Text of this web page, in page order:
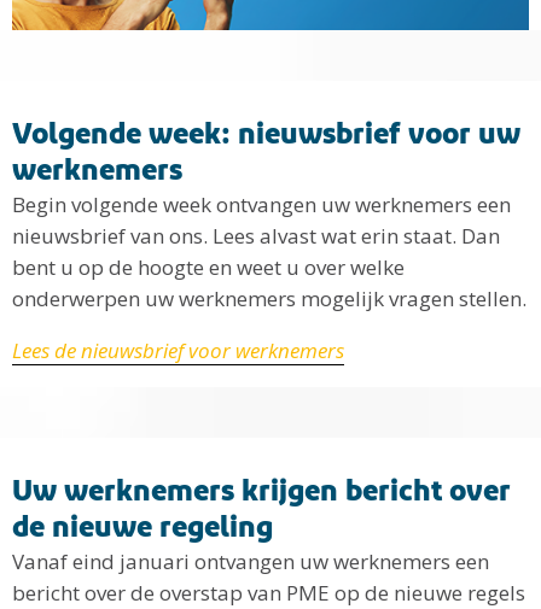
Volgende week: nieuwsbrief voor uw
werknemers
Begin volgende week ontvangen uw werknemers een
nieuwsbrief van ons. Lees alvast wat erin staat. Dan
bent u op de hoogte en weet u over welke
onderwerpen uw werknemers mogelijk vragen stellen.
Lees de nieuwsbrief voor werknemers
Uw werknemers krijgen bericht over
de nieuwe regeling
Vanaf eind januari ontvangen uw werknemers een
bericht over de overstap van PME op de nieuwe regels